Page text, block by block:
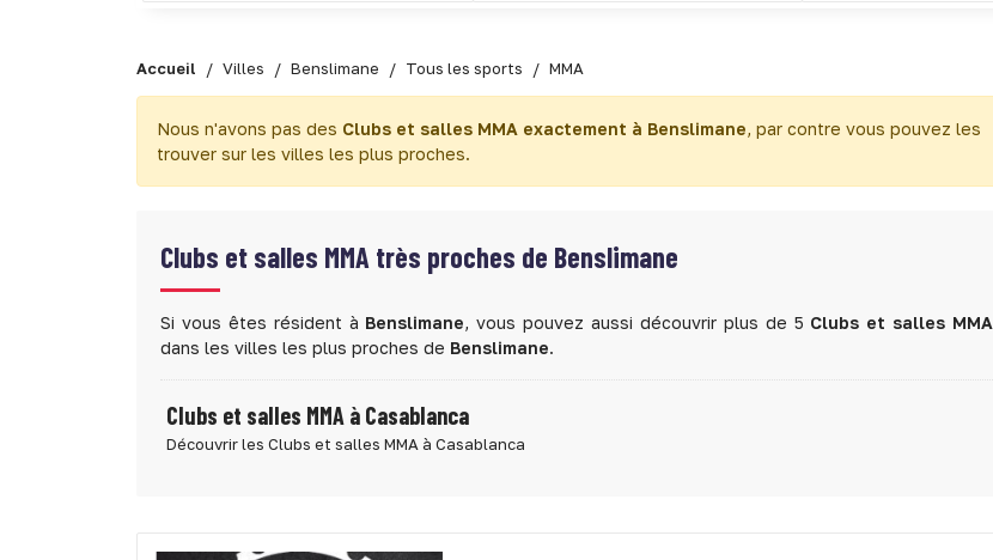
Accueil Villes Benslimane Tous les sports MMA
Nous n'avons pas des Clubs et salles MMA exactement à Benslimane, par contre vous pouvez les
trouver sur les villes les plus proches.
Clubs et salles MMA très proches de Benslimane
Si vous êtes résident à Benslimane, vous pouvez aussi découvrir plus de 5 Clubs et salles MMA
dans les villes les plus proches de Benslimane.
Clubs et salles MMA à Casablanca
Découvrir les Clubs et salles MMA à Casablanca